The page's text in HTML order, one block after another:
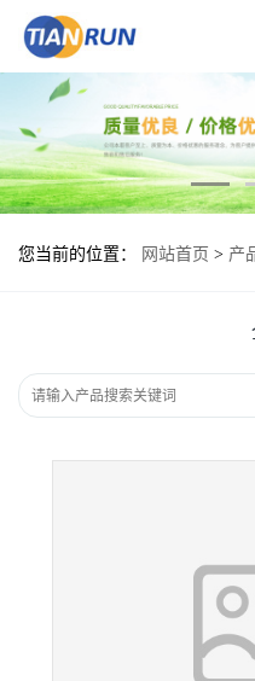
您当前的位置： 网站首页 > 产